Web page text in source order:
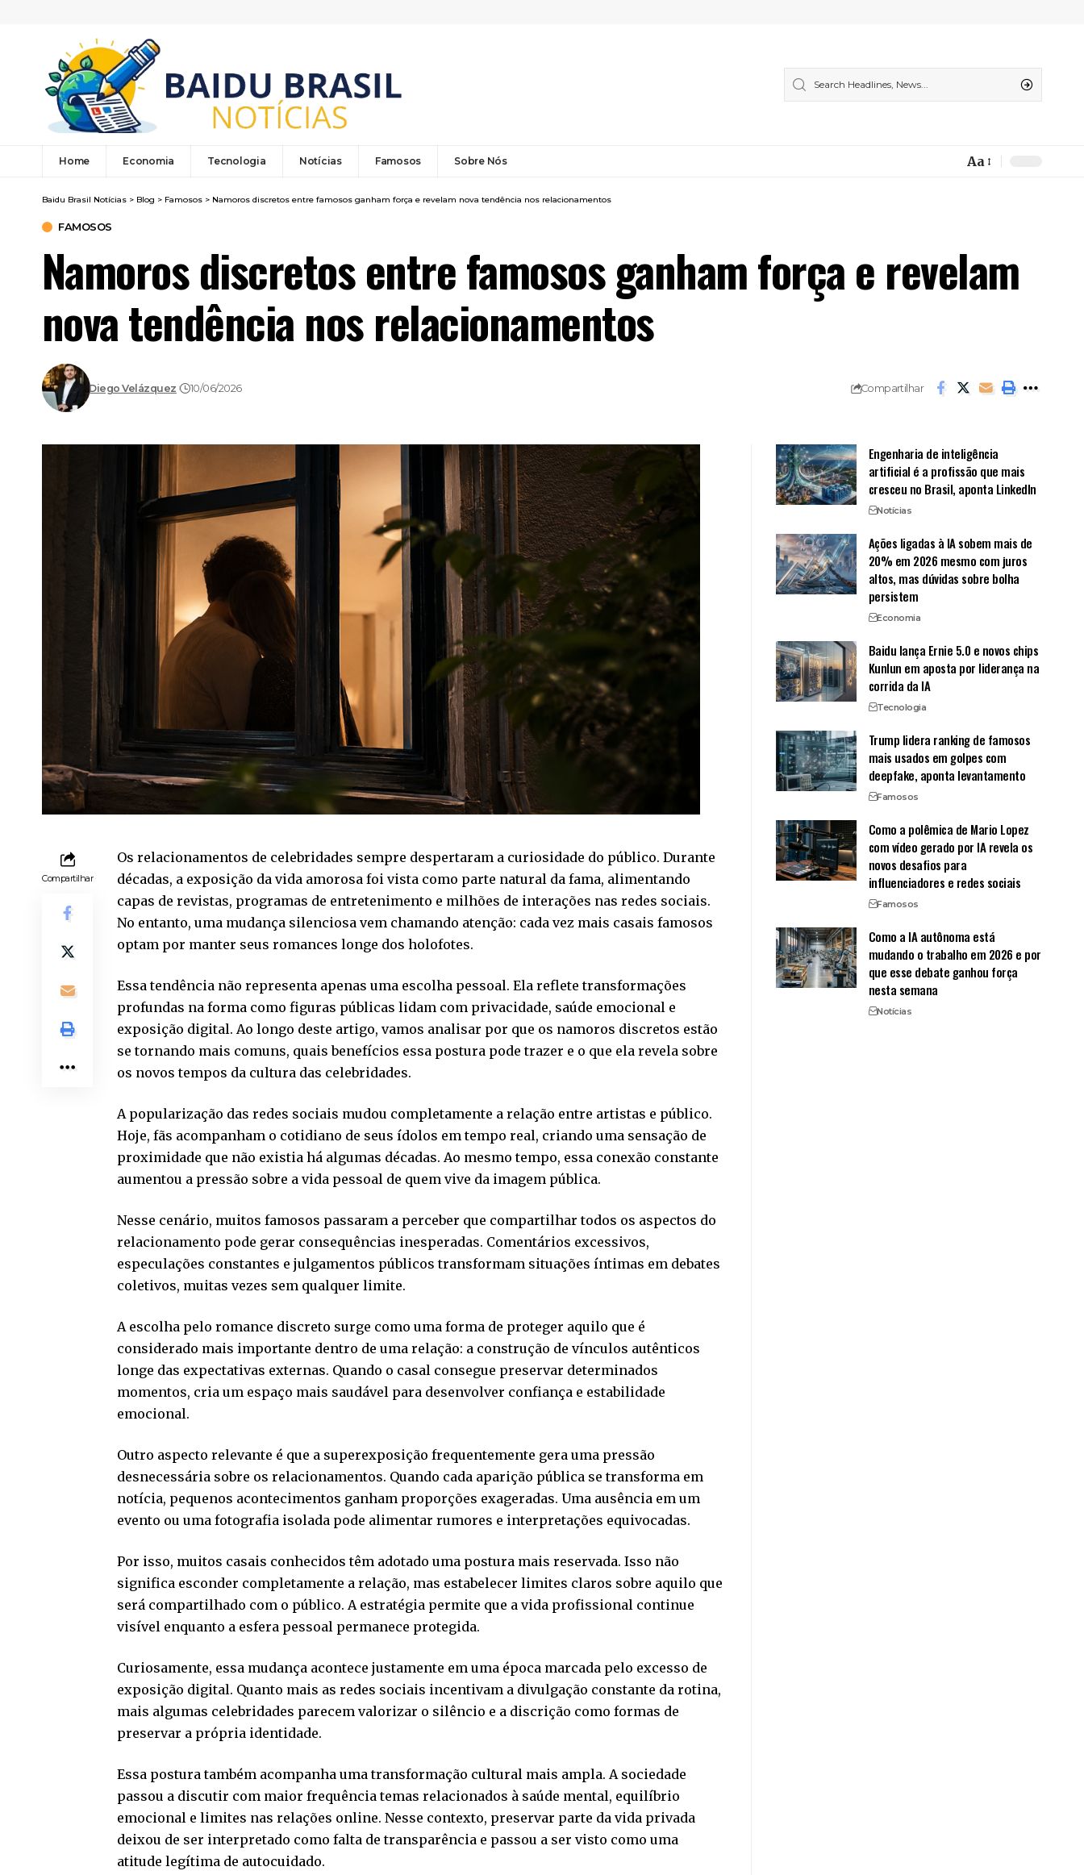
Home Economia Tecnologia Notícias Famosos Sobre Nós
Font
Aa
Baidu Brasil Notícias > Blog > Famosos > Namoros discretos entre famosos ganham força e revelam nova tendência nos relacionamentos
FAMOSOS
Namoros discretos entre famosos ganham força e revelam
nova tendência nos relacionamentos
Diego Velázquez 10/06/2026 Compartilhar
Compartilhar
Os relacionamentos de celebridades sempre despertaram a curiosidade do público. Durante
décadas, a exposição da vida amorosa foi vista como parte natural da fama, alimentando
capas de revistas, programas de entretenimento e milhões de interações nas redes sociais.
No entanto, uma mudança silenciosa vem chamando atenção: cada vez mais casais famosos
optam por manter seus romances longe dos holofotes.
Essa tendência não representa apenas uma escolha pessoal. Ela reflete transformações
profundas na forma como figuras públicas lidam com privacidade, saúde emocional e
exposição digital. Ao longo deste artigo, vamos analisar por que os namoros discretos estão
se tornando mais comuns, quais benefícios essa postura pode trazer e o que ela revela sobre
os novos tempos da cultura das celebridades.
A popularização das redes sociais mudou completamente a relação entre artistas e público.
Hoje, fãs acompanham o cotidiano de seus ídolos em tempo real, criando uma sensação de
proximidade que não existia há algumas décadas. Ao mesmo tempo, essa conexão constante
aumentou a pressão sobre a vida pessoal de quem vive da imagem pública.
Nesse cenário, muitos famosos passaram a perceber que compartilhar todos os aspectos do
relacionamento pode gerar consequências inesperadas. Comentários excessivos,
especulações constantes e julgamentos públicos transformam situações íntimas em debates
coletivos, muitas vezes sem qualquer limite.
A escolha pelo romance discreto surge como uma forma de proteger aquilo que é
considerado mais importante dentro de uma relação: a construção de vínculos autênticos
longe das expectativas externas. Quando o casal consegue preservar determinados
momentos, cria um espaço mais saudável para desenvolver confiança e estabilidade
emocional.
Outro aspecto relevante é que a superexposição frequentemente gera uma pressão
desnecessária sobre os relacionamentos. Quando cada aparição pública se transforma em
notícia, pequenos acontecimentos ganham proporções exageradas. Uma ausência em um
evento ou uma fotografia isolada pode alimentar rumores e interpretações equivocadas.
Por isso, muitos casais conhecidos têm adotado uma postura mais reservada. Isso não
significa esconder completamente a relação, mas estabelecer limites claros sobre aquilo que
será compartilhado com o público. A estratégia permite que a vida profissional continue
visível enquanto a esfera pessoal permanece protegida.
Curiosamente, essa mudança acontece justamente em uma época marcada pelo excesso de
exposição digital. Quanto mais as redes sociais incentivam a divulgação constante da rotina,
mais algumas celebridades parecem valorizar o silêncio e a discrição como formas de
preservar a própria identidade.
Essa postura também acompanha uma transformação cultural mais ampla. A sociedade
passou a discutir com maior frequência temas relacionados à saúde mental, equilíbrio
emocional e limites nas relações online. Nesse contexto, preservar parte da vida privada
deixou de ser interpretado como falta de transparência e passou a ser visto como uma
atitude legítima de autocuidado.
Engenharia de inteligência
artificial é a profissão que mais
cresceu no Brasil, aponta LinkedIn
Notícias
Ações ligadas à IA sobem mais de
20% em 2026 mesmo com juros
altos, mas dúvidas sobre bolha
persistem
Economia
Baidu lança Ernie 5.0 e novos chips
Kunlun em aposta por liderança na
corrida da IA
Tecnologia
Trump lidera ranking de famosos
mais usados em golpes com
deepfake, aponta levantamento
Famosos
Como a polêmica de Mario Lopez
com vídeo gerado por IA revela os
novos desafios para
influenciadores e redes sociais
Famosos
Como a IA autônoma está
mudando o trabalho em 2026 e por
que esse debate ganhou força
nesta semana
Notícias